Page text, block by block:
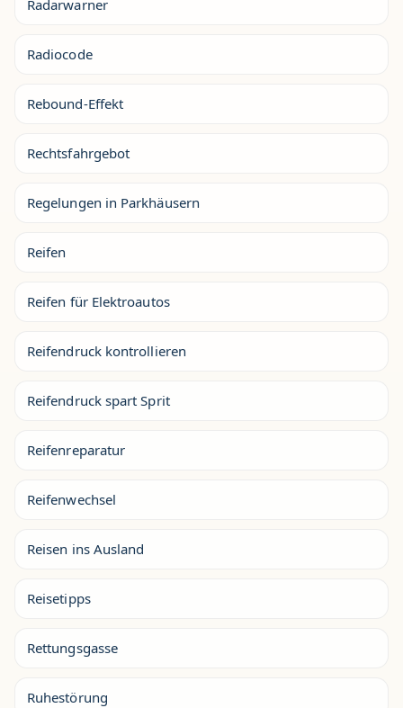
Radarwarner
Radiocode
Rebound-Effekt
Rechtsfahrgebot
Regelungen in Parkhäusern
Reifen
Reifen für Elektroautos
Reifendruck kontrollieren
Reifendruck spart Sprit
Reifenreparatur
Reifenwechsel
Reisen ins Ausland
Reisetipps
Rettungsgasse
Ruhestörung